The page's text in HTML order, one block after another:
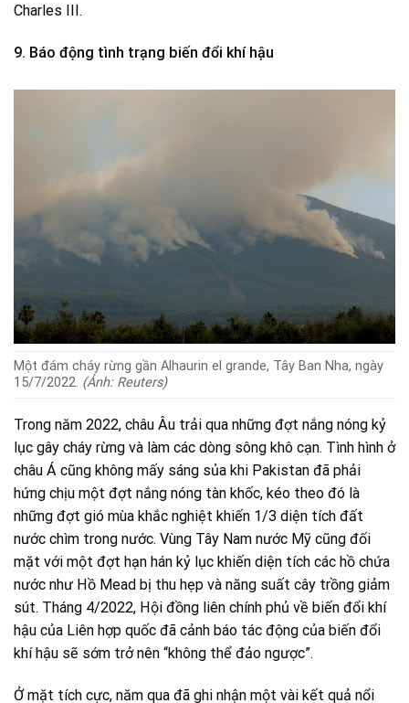
Charles III.
9. Báo động tình trạng biến đổi khí hậu
Một đám cháy rừng gần Alhaurin el grande, Tây Ban Nha, ngày
15/7/2022. (Ảnh: Reuters)
Trong năm 2022, châu Âu trải qua những đợt nắng nóng kỷ
lục gây cháy rừng và làm các dòng sông khô cạn. Tình hình ở
châu Á cũng không mấy sáng sủa khi Pakistan đã phải
hứng chịu một đợt nắng nóng tàn khốc, kéo theo đó là
những đợt gió mùa khắc nghiệt khiến 1/3 diện tích đất
nước chìm trong nước. Vùng Tây Nam nước Mỹ cũng đối
mặt với một đợt hạn hán kỷ lục khiến diện tích các hồ chứa
nước như Hồ Mead bị thu hẹp và năng suất cây trồng giảm
sút. Tháng 4/2022, Hội đồng liên chính phủ về biến đổi khí
hậu của Liên hợp quốc đã cảnh báo tác động của biến đổi
khí hậu sẽ sớm trở nên “không thể đảo ngược”.
Ở mặt tích cực, năm qua đã ghi nhận một vài kết quả nổi